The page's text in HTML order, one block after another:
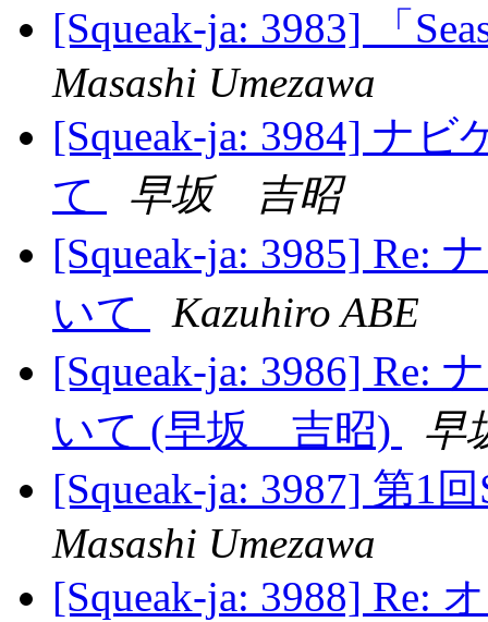
[Squeak-ja: 3983] 「
Masashi Umezawa
[Squeak-ja: 3984] ナ
て
早坂 吉昭
[Squeak-ja: 3985] Re:
いて
Kazuhiro ABE
[Squeak-ja: 3986] Re:
いて (早坂 吉昭)
早
[Squeak-ja: 3987] 第1
Masashi Umezawa
[Squeak-ja: 3988] Re: